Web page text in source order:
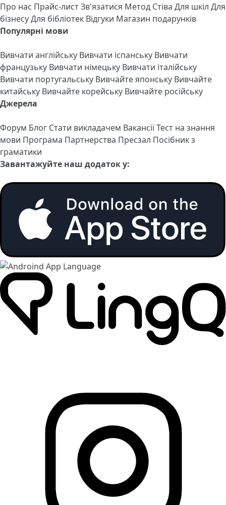
Про нас Прайс-листЗв'язатися Метод Стіва Для шкіл Для
бізнесуДля бібліотек Відгуки Магазин подарунків
Популярні мови
Вивчати англійську Вивчати іспанську Вивчати
французьку Вивчати німецьку Вивчати італійську
Вивчати португальську Вивчайте японську Вивчайте
китайську Вивчайте корейську Вивчайте російську
Джерела
Форум Блог Стати викладачем ВакансіїТест на знання
мови Програма Партнерства Пресзал Посібник з
граматики
Завантажуйте наш додаток у: